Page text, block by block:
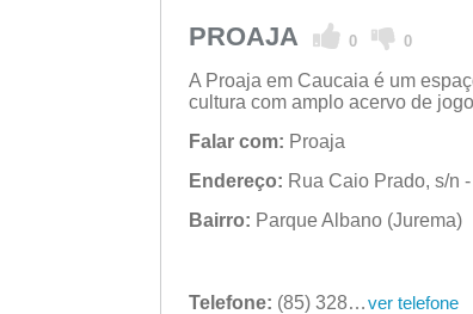
PROAJA 0 0
A Proaja em Caucaia é um
cultura com amplo acervo de
Falar com: Proaja
Endereço: Rua Caio Prado, s/n
Bairro: Parque Albano (Jurema)
Telefone: (85) 3285-2904 ver telefone